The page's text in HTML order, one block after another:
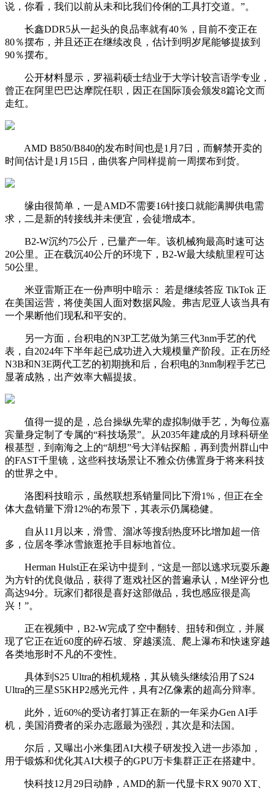
说，你看，我们以前从未和比我们伶俐的工具打交道。”。
长鑫DDR5从一起头的良品率就有40％，目前不变正在
80％摆布，并且还正在继续改良，估计到明岁尾能够提拔到
90％摆布。
公开材料显示，罗福莉硕士结业于大学计较言语学专业，
曾正在阿里巴巴达摩院任职，因正在国际顶会颁发8篇论文而
走红。
AMD B850/B840的发布时间也是1月7日，而解禁开卖的
时间估计是1月15日，曲供客户同样提前一周摆布到货。
缘由很简单，一是AMD不需要16针接口就能满脚供电需
求，二是新的转接线并未便宜，会徒增成本。
B2-W沉约75公斤，已量产一年。该机械狗最高时速可达
20公里。正在载沉40公斤的环境下，B2-W最大续航里程可达
50公里。
米亚雷斯正在一份声明中暗示： 若是继续答应 TikTok 正
在美国运营，将使美国人面对数据风险。弗吉尼亚人该当具有
一个果断他们现私和平安的。
另一方面，台积电的N3P工艺做为第三代3nm手艺的代
表，自2024年下半年起已成功进入大规模量产阶段。正在历经
N3B和N3E两代工艺的初期挑和后，台积电的3nm制程手艺已
显著成熟，出产效率大幅提拔。
值得一提的是，总台操纵先辈的虚拟制做手艺，为每位嘉
宾量身定制了专属的“科技场景”。从2035年建成的月球科研坐
根基型，到南海之上的“胡想”号大洋钻探船，再到贵州群山中
的FAST千里镜，这些科技场景让不雅众仿佛置身于将来科技
的世界之中。
洛图科技暗示，虽然联想系销量同比下滑1%，但正在全
体大盘销量下滑12%的布景下，其表示仍属稳健。
自从11月以来，滑雪、溜冰等搜刮热度环比增加超一倍
多，位居冬季冰雪旅逛抢手目标地首位。
Herman Hulst正在采访中提到，“这是一部以逃求玩耍乐趣
为方针的优良做品，获得了逛戏社区的普遍承认，M坐评分也
高达94分。玩家们都很是喜好这部做品，我也感应很是高
兴！”。
正在视频中，B2-W完成了空中翻转、扭转和倒立，并展
现了它正在近60度的碎石坡、穿越溪流、爬上瀑布和快速穿越
各类地形时不凡的不变性。
具体到S25 Ultra的相机规格，其从镜头继续沿用了S24
Ultra的三星S5KHP2感光元件，具有2亿像素的超高分辩率。
此外，近60%的受访者打算正在新的一年采办Gen AI手
机，美国消费者的采办志愿最为强烈，其次是和法国。
尔后，又曝出小米集团AI大模子研发投入进一步添加，
用于锻炼和优化其AI大模子的GPU万卡集群正正在搭建中。
快科技12月29日动静，AMD的新一代显卡RX 9070 XT、